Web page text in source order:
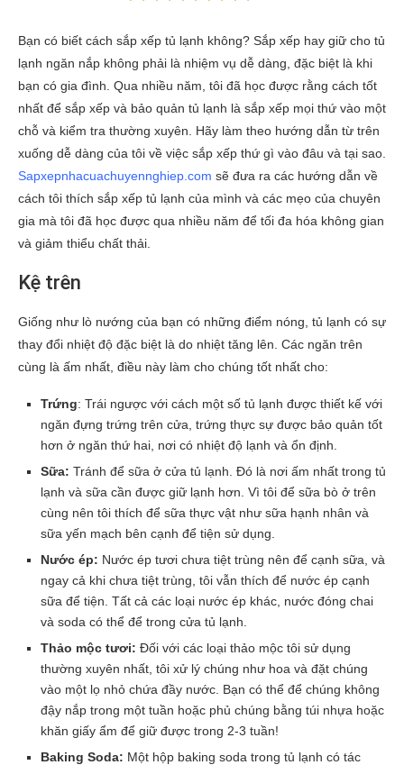
Bạn có biết cách sắp xếp tủ lạnh không? Sắp xếp hay giữ cho tủ
lạnh ngăn nắp không phải là nhiệm vụ dễ dàng, đặc biệt là khi
bạn có gia đình. Qua nhiều năm, tôi đã học được rằng cách tốt
nhất để sắp xếp và bảo quản tủ lạnh là sắp xếp mọi thứ vào một
chỗ và kiểm tra thường xuyên. Hãy làm theo hướng dẫn từ trên
xuống dễ dàng của tôi về việc sắp xếp thứ gì vào đâu và tại sao.
Sapxepnhacuachuyennghiep.com sẽ đưa ra các hướng dẫn về
cách tôi thích sắp xếp tủ lạnh của mình và các mẹo của chuyên
gia mà tôi đã học được qua nhiều năm để tối đa hóa không gian
và giảm thiểu chất thải.
Kệ trên
Giống như lò nướng của bạn có những điểm nóng, tủ lạnh có sự
thay đổi nhiệt độ đặc biệt là do nhiệt tăng lên. Các ngăn trên
cùng là ấm nhất, điều này làm cho chúng tốt nhất cho:
Trứng: Trái ngược với cách một số tủ lạnh được thiết kế với
ngăn đựng trứng trên cửa, trứng thực sự được bảo quản tốt
hơn ở ngăn thứ hai, nơi có nhiệt độ lạnh và ổn định.
Sữa: Tránh để sữa ở cửa tủ lạnh. Đó là nơi ấm nhất trong tủ
lạnh và sữa cần được giữ lạnh hơn. Vì tôi để sữa bò ở trên
cùng nên tôi thích để sữa thực vật như sữa hạnh nhân và
sữa yến mạch bên cạnh để tiện sử dụng.
Nước ép: Nước ép tươi chưa tiệt trùng nên để cạnh sữa, và
ngay cả khi chưa tiệt trùng, tôi vẫn thích để nước ép cạnh
sữa để tiện. Tất cả các loại nước ép khác, nước đóng chai
và soda có thể để trong cửa tủ lạnh.
Thảo mộc tươi: Đối với các loại thảo mộc tôi sử dụng
thường xuyên nhất, tôi xử lý chúng như hoa và đặt chúng
vào một lọ nhỏ chứa đầy nước. Bạn có thể để chúng không
đậy nắp trong một tuần hoặc phủ chúng bằng túi nhựa hoặc
khăn giấy ẩm để giữ được trong 2-3 tuần!
Baking Soda: Một hộp baking soda trong tủ lạnh có tác